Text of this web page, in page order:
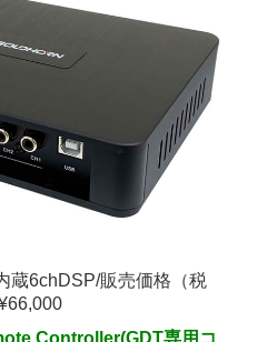
蔵6chDSP/販売価格（税
Controller(GDT専用コ